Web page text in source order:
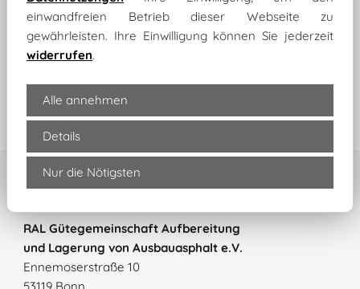
Anmelden
RAL Gütegemeinschaft Aufbereitung
und Lagerung von Ausbauasphalt e.V.
Ennemoserstraße 10
einwandfreien Betrieb dieser Webseite zu
gewährleisten. Ihre Einwilligung können Sie jederzeit
widerrufen.
Alle annehmen
Details
Nur die Nötigsten